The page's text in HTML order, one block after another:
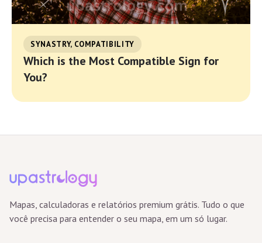
SYNASTRY, COMPATIBILITY
Which is the Most Compatible Sign for
You?
Mapas, calculadoras e relatórios premium grátis. Tudo o que
você precisa para entender o seu mapa, em um só lugar.